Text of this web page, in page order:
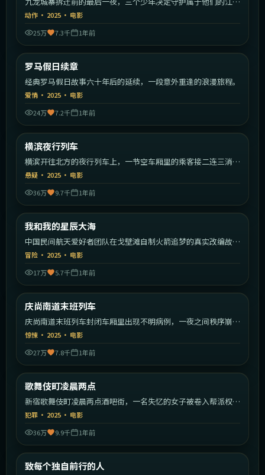
湖。
动作 · 2025 · 电影
25万
7.3千 1年前
最新
罗马假日续章
经典罗马假日故事六十年后的延续，一段意外重逢的浪漫旅程。
爱情 · 2025 · 电影
24万
7.2千 1年前
最新
横滨夜行列车
横滨开往北方的夜行列车上，一节空车厢里的乘客接二连三消
失。
悬疑 · 2025 · 电影
36万
9.7千 1年前
最新
我和我的星辰大海
中国民间航天爱好者团队在戈壁滩自制火箭追梦的真实改编故
事。
冒险 · 2025 · 电影
17万
5.7千 1年前
最新
庆尚南道末班列车
庆尚南道末班列车封闭车厢里出现不明病例，一夜之间秩序崩
塌。
惊悚 · 2025 · 电影
27万
7.8千 1年前
最新
歌舞伎町凌晨两点
新宿歌舞伎町凌晨两点酒吧街，一名失忆的女子被卷入帮派权力
斗争。
犯罪 · 2025 · 电影
36万
9.9千 1年前
最新
致每个独自前行的人